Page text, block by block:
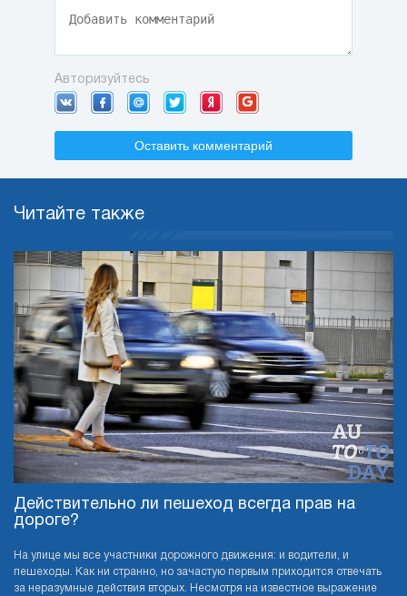
Авторизуйтесь
Оставить комментарий
Читайте также
Действительно ли пешеход всегда прав на
дороге?
На улице мы все участники дорожного движения: и водители, и
пешеходы. Как ни странно, но зачастую первым приходится отвечать
за неразумные действия вторых. Несмотря на известное выражение